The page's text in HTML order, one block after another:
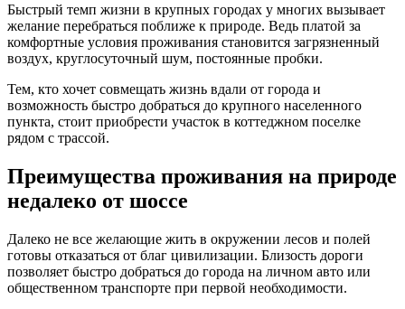
Быстрый темп жизни в крупных городах у многих вызывает
желание перебраться поближе к природе. Ведь платой за
комфортные условия проживания становится загрязненный
воздух, круглосуточный шум, постоянные пробки.
Тем, кто хочет совмещать жизнь вдали от города и
возможность быстро добраться до крупного населенного
пункта, стоит приобрести участок в коттеджном поселке
рядом с трассой.
Преимущества проживания на природе
недалеко от шоссе
Далеко не все желающие жить в окружении лесов и полей
готовы отказаться от благ цивилизации. Близость дороги
позволяет быстро добраться до города на личном авто или
общественном транспорте при первой необходимости.